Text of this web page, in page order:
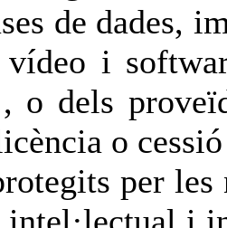
de dades,
i
o dels
o
per